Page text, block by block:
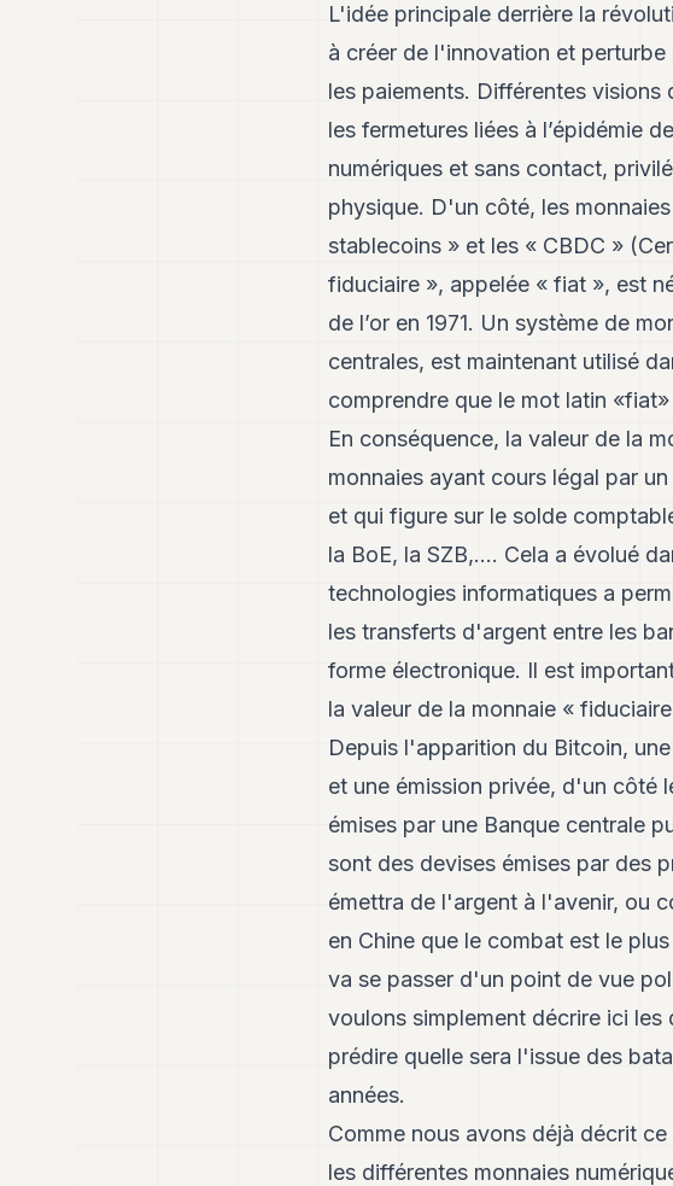
L'idée principale derrière la
à créer de l'innovation et
les paiements. Différentes
les fermetures liées à l’épidémie
numériques et sans contact,
physique. D'un côté, les
stablecoins » et les « CBDC »
fiduciaire », appelée « fiat », est
de l’or en 1971. Un système de
centrales, est maintenant utilisé
comprendre que le mot latin
En conséquence, la valeur de la
monnaies ayant cours légal par
et qui figure sur le solde
la BoE, la SZB,…. Cela a évolué
technologies informatiques a
les transferts d'argent entre les
forme électronique. Il est
la valeur de la monnaie «
Depuis l'apparition du Bitcoin,
et une émission privée, d'un côté
émises par une Banque centrale
sont des devises émises par des
émettra de l'argent à l'avenir, ou
en Chine que le combat est le
va se passer d'un point de vue
voulons simplement décrire ici
prédire quelle sera l'issue des
années.
Comme nous avons déjà décrit
les différentes monnaies